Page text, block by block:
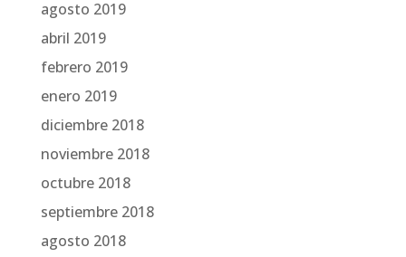
agosto 2019
abril 2019
febrero 2019
enero 2019
diciembre 2018
noviembre 2018
octubre 2018
septiembre 2018
agosto 2018